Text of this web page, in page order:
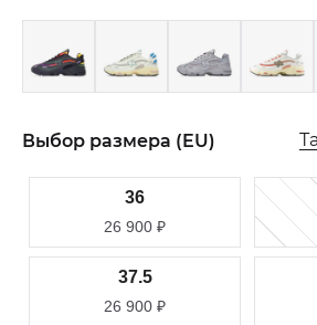
Выбор размера (EU)
36
26 900 ₽
37.5
26 900 ₽